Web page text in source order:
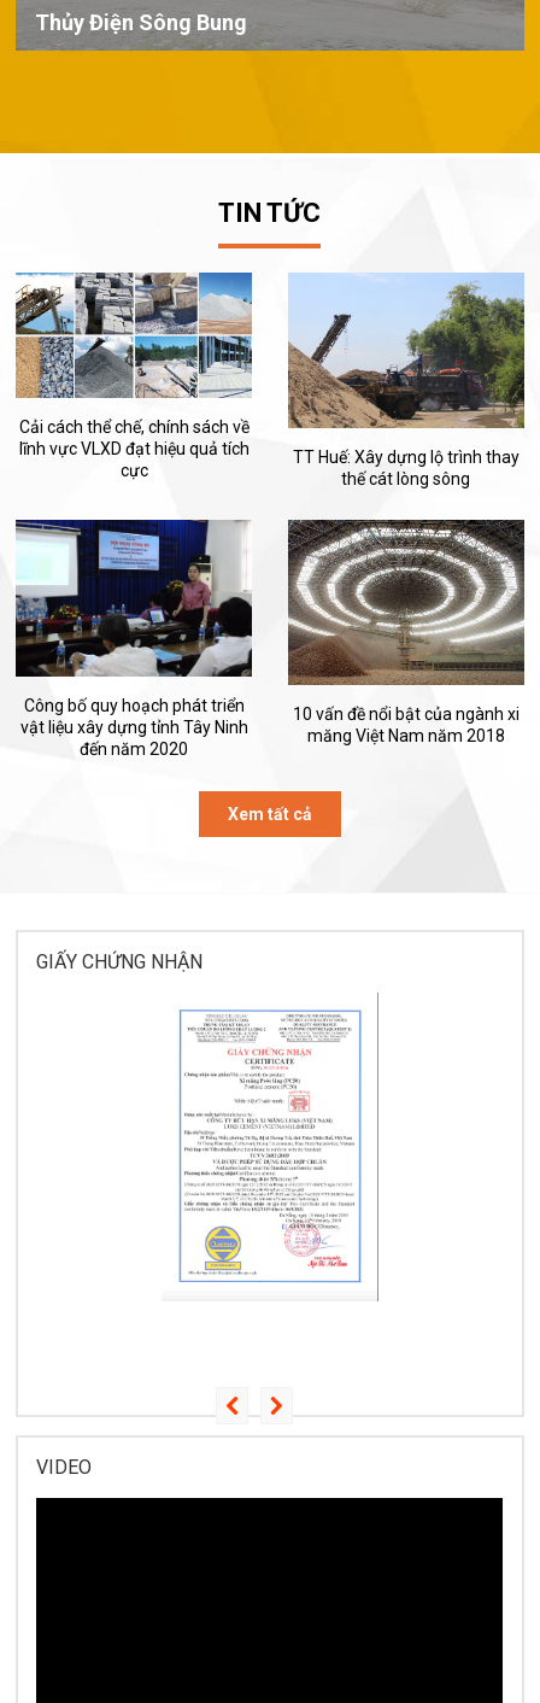
Thủy Điện Sông Bung
TIN TỨC
Cải cách thể chế, chính sách về
lĩnh vực VLXD đạt hiệu quả tích
cực
TT Huế: Xây dựng lộ trình thay
thế cát lòng sông
Công bố quy hoạch phát triển
vật liệu xây dựng tỉnh Tây Ninh
đến năm 2020
10 vấn đề nổi bật của ngành xi
măng Việt Nam năm 2018
Xem tất cả
GIẤY CHỨNG NHẬN
VIDEO